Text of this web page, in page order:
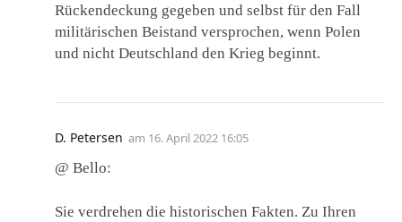
Rückendeckung gegeben und selbst für den Fall
militärischen Beistand versprochen, wenn Polen
und nicht Deutschland den Krieg beginnt.
D. Petersen am 16. April 2022 16:05
@ Bello:
Sie verdrehen die historischen Fakten. Zu Ihren